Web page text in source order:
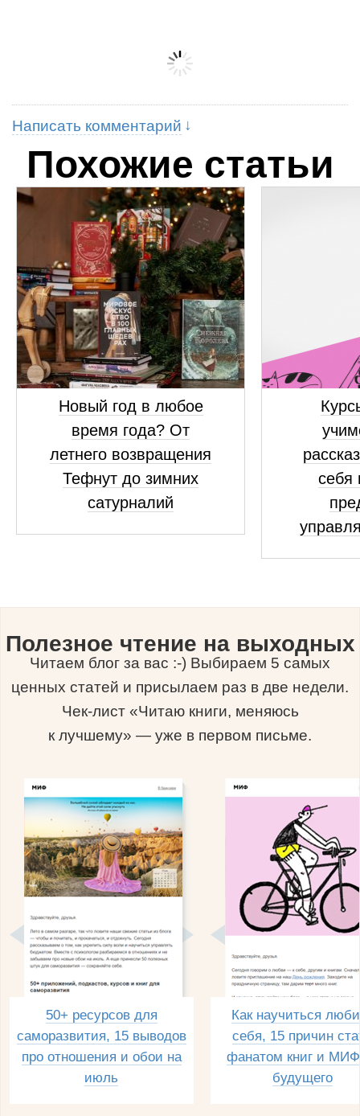
Написать комментарий
Похожие статьи
Новый год в любое
время года? От
летнего возвращения
Тефнут до зимних
сатурналий
себя
Полезное чтение на выходных
Читаем блог за вас :-) Выбираем 5 самых
ценных статей и присылаем раз в две недели.
Чек-лист «Читаю книги, меняюсь
к лучшему» — уже в первом письме.
50+ ресурсов для
саморазвития, 15 выводов
про отношения и обои на
июль
Как научиться
себя, 15 причин
фанатом книг и
будущего